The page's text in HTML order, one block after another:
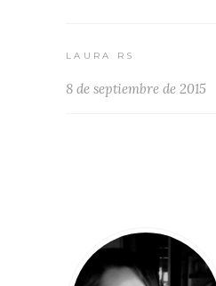
LAURA RS
8 de septiembre de 2015